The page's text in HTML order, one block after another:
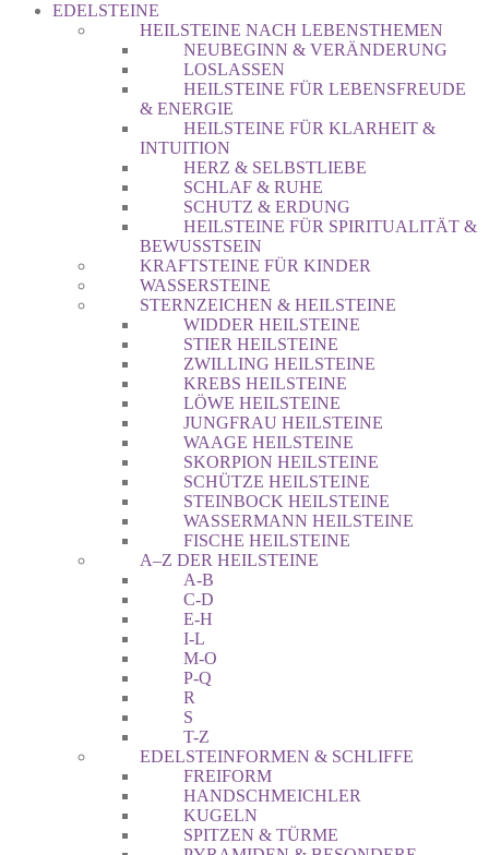
EDELSTEINE
HEILSTEINE NACH LEBENSTHEMEN
NEUBEGINN & VERÄNDERUNG
LOSLASSEN
HEILSTEINE FÜR LEBENSFREUDE
& ENERGIE
HEILSTEINE FÜR KLARHEIT &
INTUITION
HERZ & SELBSTLIEBE
SCHLAF & RUHE
SCHUTZ & ERDUNG
HEILSTEINE FÜR SPIRITUALITÄT &
BEWUSSTSEIN
KRAFTSTEINE FÜR KINDER
WASSERSTEINE
STERNZEICHEN & HEILSTEINE
WIDDER HEILSTEINE
STIER HEILSTEINE
ZWILLING HEILSTEINE
KREBS HEILSTEINE
LÖWE HEILSTEINE
JUNGFRAU HEILSTEINE
WAAGE HEILSTEINE
SKORPION HEILSTEINE
SCHÜTZE HEILSTEINE
STEINBOCK HEILSTEINE
WASSERMANN HEILSTEINE
FISCHE HEILSTEINE
A–Z DER HEILSTEINE
A-B
C-D
E-H
I-L
M-O
P-Q
R
S
T-Z
EDELSTEINFORMEN & SCHLIFFE
FREIFORM
HANDSCHMEICHLER
KUGELN
SPITZEN & TÜRME